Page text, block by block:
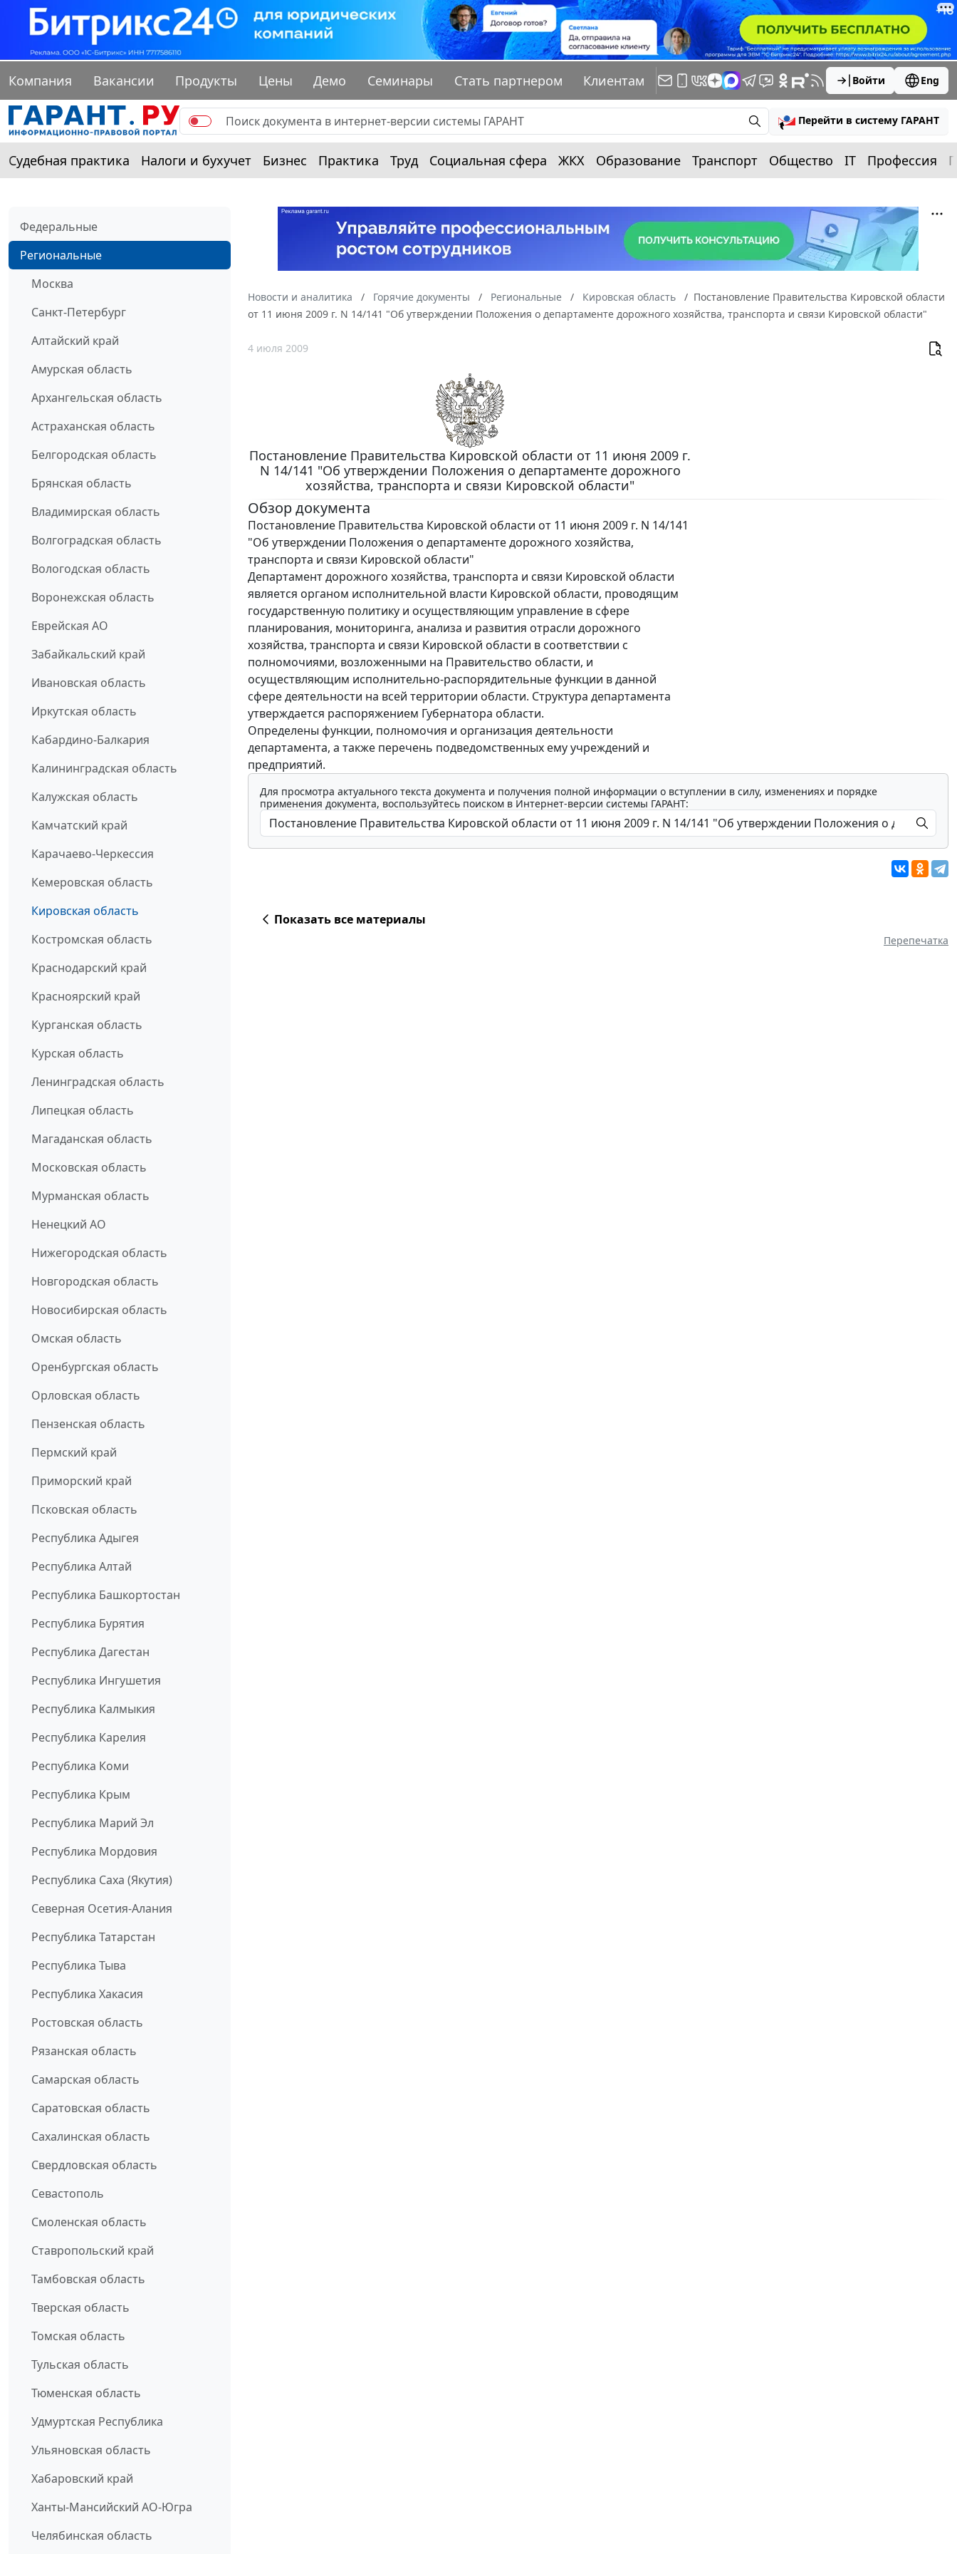
Компания Вакансии Продукты Цены Демо Семинары Стать партнером Клиентам Войти Eng
Перейти в систему ГАРАНТ
Судебная практика Налоги и бухучет Бизнес Практика Труд Социальная сфера ЖКХ Образование Транспорт Общество IT Профессия
Федеральные
Региональные
Москва
Санкт-Петербург
Алтайский край
Амурская область
Архангельская область
Астраханская область
Белгородская область
Брянская область
Владимирская область
Волгоградская область
Вологодская область
Воронежская область
Еврейская АО
Забайкальский край
Ивановская область
Иркутская область
Кабардино-Балкария
Калининградская область
Калужская область
Камчатский край
Карачаево-Черкессия
Кемеровская область
Кировская область
Костромская область
Краснодарский край
Красноярский край
Курганская область
Курская область
Ленинградская область
Липецкая область
Магаданская область
Московская область
Мурманская область
Ненецкий АО
Нижегородская область
Новгородская область
Новосибирская область
Омская область
Оренбургская область
Орловская область
Пензенская область
Пермский край
Приморский край
Псковская область
Республика Адыгея
Республика Алтай
Республика Башкортостан
Республика Бурятия
Республика Дагестан
Республика Ингушетия
Республика Калмыкия
Республика Карелия
Республика Коми
Республика Крым
Республика Марий Эл
Республика Мордовия
Республика Саха (Якутия)
Северная Осетия-Алания
Республика Татарстан
Республика Тыва
Республика Хакасия
Ростовская область
Рязанская область
Самарская область
Саратовская область
Сахалинская область
Свердловская область
Севастополь
Смоленская область
Ставропольский край
Тамбовская область
Тверская область
Томская область
Тульская область
Тюменская область
Удмуртская Республика
Ульяновская область
Хабаровский край
Ханты-Мансийский АО-Югра
Челябинская область
Новости и аналитика Горячие документы Региональные Кировская область
Постановление Правительства Кировской области
от 11 июня 2009 г. N 14/141 "Об утверждении Положения о департаменте дорожного хозяйства, транспорта и связи Кировской области"
4 июля 2009
Постановление Правительства Кировской области от 11 июня 2009 г.
N 14/141 "Об утверждении Положения о департаменте дорожного
хозяйства, транспорта и связи Кировской области"
Обзор документа
Постановление Правительства Кировской области от 11 июня 2009 г. N 14/141
"Об утверждении Положения о департаменте дорожного хозяйства,
транспорта и связи Кировской области"
Департамент дорожного хозяйства, транспорта и связи Кировской области
является органом исполнительной власти Кировской области, проводящим
государственную политику и осуществляющим управление в сфере
планирования, мониторинга, анализа и развития отрасли дорожного
хозяйства, транспорта и связи Кировской области в соответствии с
полномочиями, возложенными на Правительство области, и
осуществляющим исполнительно-распорядительные функции в данной
сфере деятельности на всей территории области. Структура департамента
утверждается распоряжением Губернатора области.
Определены функции, полномочия и организация деятельности
департамента, а также перечень подведомственных ему учреждений и
предприятий.
Для просмотра актуального текста документа и получения полной информации о вступлении в силу, изменениях и порядке
применения документа, воспользуйтесь поиском в Интернет-версии системы ГАРАНТ:
Показать все материалы
Перепечатка